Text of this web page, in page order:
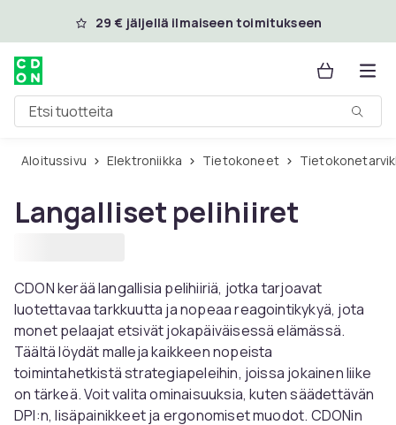
Ohita ja siirry pääsisältöön
29 € jäljellä ilmaiseen toimitukseen
Etsi tuotteita
Aloitussivu Elektroniikka Tietokoneet
Langalliset pelihiiret
CDON kerää langallisia pelihiiriä, jotka tarjoavat
luotettavaa tarkkuutta ja nopeaa reagointikykyä, jota
monet pelaajat etsivät jokapäiväisessä elämässä.
Täältä löydät malleja kaikkeen nopeista
toimintahetkistä strategiapeleihin, joissa jokainen liike
on tärkeä. Voit valita ominaisuuksia, kuten säädettävän
DPI:n, lisäpainikkeet ja ergonomiset muodot. CDONin